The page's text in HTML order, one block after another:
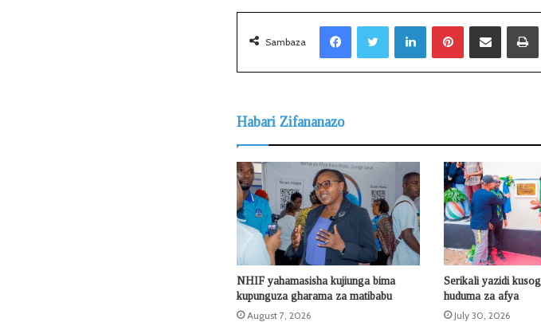
Sambaza
LinkedIn Sambaza kupitia barua pepe
Habari Zifananazo
NHIF yahamasisha kujiunga bima
kupunguza gharama za matibabu
August 7, 2026
Serikali yazidi
huduma za afya
July 30, 2026